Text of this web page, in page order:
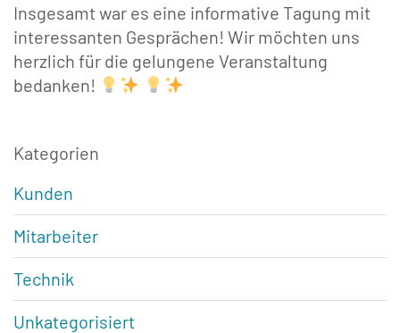
Insgesamt war es eine informative Tagung mit
interessanten Gesprächen! Wir möchten uns
herzlich für die gelungene Veranstaltung
bedanken!
Kategorien
Kunden
Mitarbeiter
Technik
Unkategorisiert